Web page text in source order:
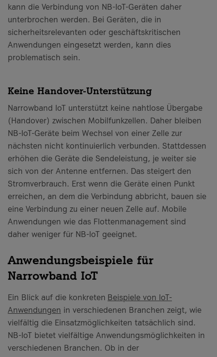
kann die Verbindung von NB-IoT-Geräten daher
unterbrochen werden. Bei Geräten, die in
sicherheitsrelevanten oder geschäftskritischen
Anwendungen eingesetzt werden, kann dies
problematisch sein.
Keine Handover-Unterstützung
Narrowband IoT unterstützt keine nahtlose Übergabe
(Handover) zwischen Mobilfunkzellen. Daher bleiben
NB-IoT-Geräte beim Wechsel von einer Zelle zur
nächsten nicht kontinuierlich verbunden. Stattdessen
erhöhen die Geräte die Sendeleistung, je weiter sie
sich von der Antenne entfernen. Das steigert den
Stromverbrauch. Erst wenn die Geräte einen Punkt
erreichen, an dem die Verbindung abbricht, bauen sie
eine Verbindung zu einer neuen Zelle auf. Mobile
Anwendungen wie das Flottenmanagement sind
daher weniger für NB-IoT geeignet.
Anwendungsbeispiele für
Narrowband IoT
Ein Blick auf die konkreten Beispiele von IoT-
Anwendungen in verschiedenen Branchen zeigt, wie
vielfältig die Einsatzmöglichkeiten tatsächlich sind.
NB-IoT bietet vielfältige Anwendungsmöglichkeiten in
verschiedenen Branchen. Ob in der